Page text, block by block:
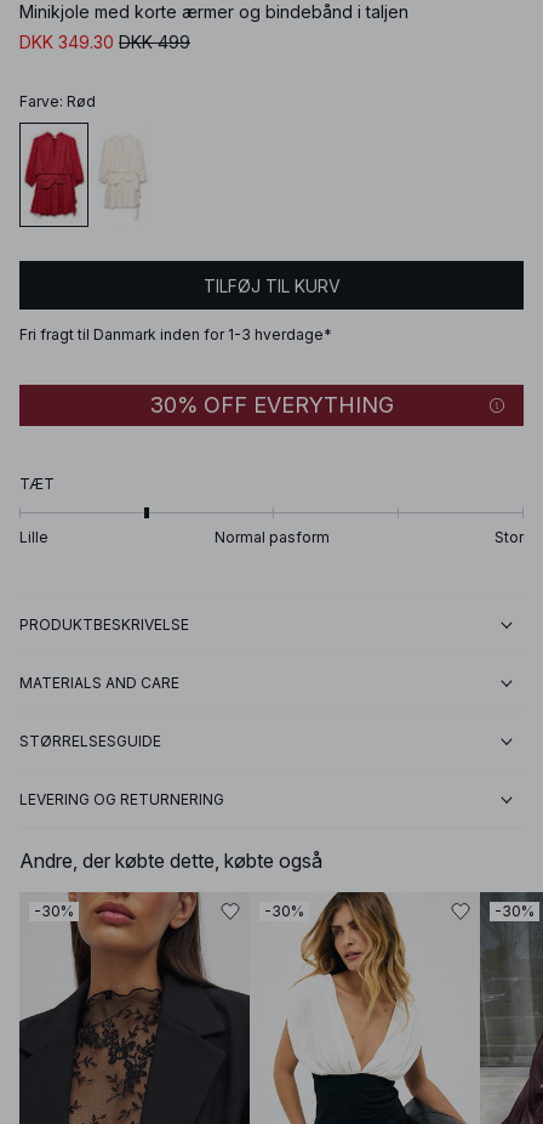
Minikjole med korte ærmer og bindebånd i taljen
DKK 349.30 DKK 499
Farve: Rød
TILFØJ TIL KURV
Fri fragt til Danmark inden for 1-3 hverdage*
30% OFF EVERYTHING
TÆT
Lille Normal pasform Stor
PRODUKTBESKRIVELSE
MATERIALS AND CARE
STØRRELSESGUIDE
LEVERING OG RETURNERING
Andre, der købte dette, købte også
-30% -30% -30%